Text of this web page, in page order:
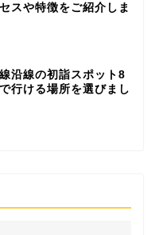
スや特徴をご紹介しま
沿線の初詣スポット8
行ける場所を選びまし